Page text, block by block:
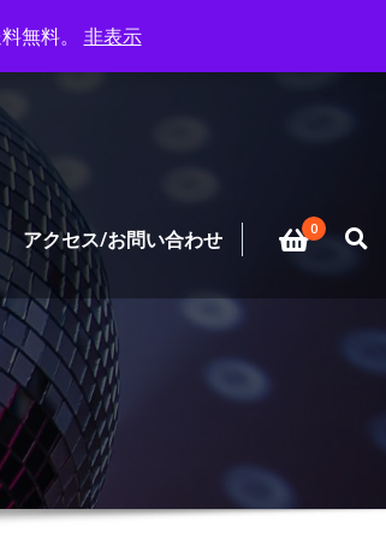
アクセス/お問い合わせ 0
無料。 非表示